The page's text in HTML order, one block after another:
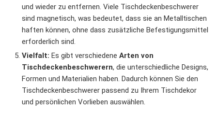
und wieder zu entfernen. Viele Tischdeckenbeschwerer
sind magnetisch, was bedeutet, dass sie an Metalltischen
haften können, ohne dass zusätzliche Befestigungsmittel
erforderlich sind.
Vielfalt: Es gibt verschiedene Arten von
Tischdeckenbeschwerern, die unterschiedliche Designs,
Formen und Materialien haben. Dadurch können Sie den
Tischdeckenbeschwerer passend zu Ihrem Tischdekor
und persönlichen Vorlieben auswählen.